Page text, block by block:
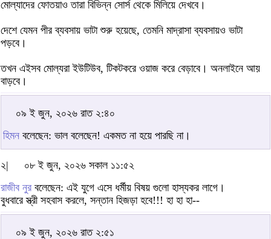
মোল্যাদের ফোতয়াও তারা বিভিন্ন সোর্স থেকে মিলিয়ে দেখবে।
দেশে যেমন পীর ব্যবসায় ভাটা শুরু হয়েছে, তেমনি মাদ্রাসা ব্যবসায়ও ভাটা
পড়বে।
তখন এইসব মোল্যরা ইউটিউব, টিকটকরে ওয়াজ করে বেড়াবে। অনলাইনে আয়
বাড়বে।
০৯ ই জুন, ২০২৬ রাত ২:৪০
হিমন বলেছেন: ভাল বলেছেন! একমত না হয়ে পারছি না।
২|
০৮ ই জুন, ২০২৬ সকাল ১১:৫২
রাজীব নুর বলেছেন: এই যুগে এসে ধর্মীয় বিষয় গুলো হাস্যকর লাগে।
বুধবারে স্ত্রী সহবাস করলে, সন্তান হিজড়া হবে!!! হা হা হা--
০৯ ই জুন, ২০২৬ রাত ২:৫১